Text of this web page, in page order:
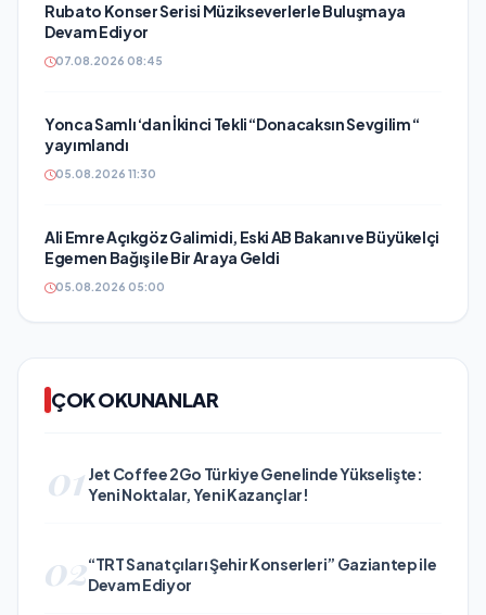
Rubato Konser Serisi Müzikseverlerle Buluşmaya
Devam Ediyor
07.08.2026 08:45
Yonca Samlı ‘dan İkinci Tekli “Donacaksın Sevgilim “
yayımlandı
05.08.2026 11:30
Ali Emre Açıkgöz Galimidi, Eski AB Bakanı ve Büyükelçi
Egemen Bağış ile Bir Araya Geldi
05.08.2026 05:00
ÇOK OKUNANLAR
01 Jet Coffee 2Go Türkiye Genelinde Yükselişte:
Yeni Noktalar, Yeni Kazançlar!
02“TRT Sanatçıları Şehir Konserleri” Gaziantep ile
Devam Ediyor